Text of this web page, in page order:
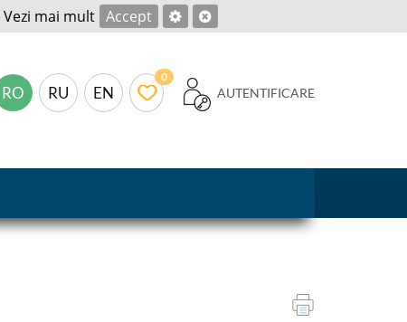
Vezi mai mult Accept
AUTENTIFICARE
RO RU EN
0